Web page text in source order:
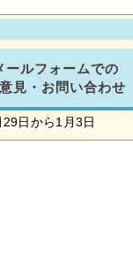
ールフォームでの
見・お問い合わせ
日から1月3日